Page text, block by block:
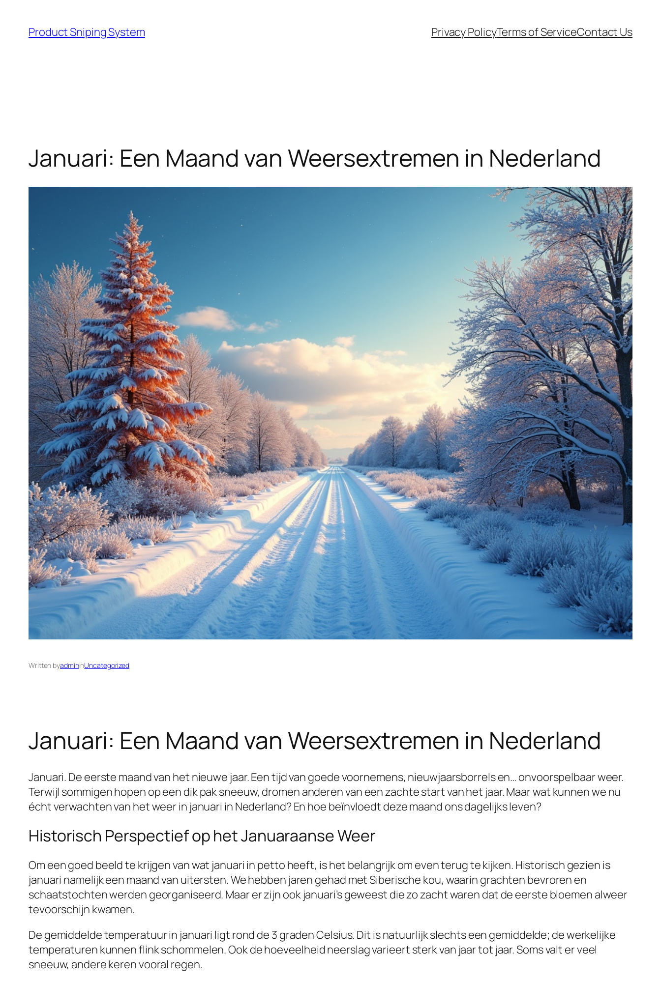
content
Product Sniping System Privacy PolicyTerms of ServiceContact Us
Januari: Een Maand van Weersextremen in Nederland
Written byadmininUncategorized
Januari: Een Maand van Weersextremen in Nederland
Januari. De eerste maand van het nieuwe jaar. Een tijd van goede voornemens, nieuwjaarsborrels en… onvoorspelbaar weer.
Terwijl sommigen hopen op een dik pak sneeuw, dromen anderen van een zachte start van het jaar. Maar wat kunnen we nu
écht verwachten van het weer in januari in Nederland? En hoe beïnvloedt deze maand ons dagelijks leven?
Historisch Perspectief op het Januaraanse Weer
Om een goed beeld te krijgen van wat januari in petto heeft, is het belangrijk om even terug te kijken. Historisch gezien is
januari namelijk een maand van uitersten. We hebben jaren gehad met Siberische kou, waarin grachten bevroren en
schaatstochten werden georganiseerd. Maar er zijn ook januari’s geweest die zo zacht waren dat de eerste bloemen alweer
tevoorschijn kwamen.
De gemiddelde temperatuur in januari ligt rond de 3 graden Celsius. Dit is natuurlijk slechts een gemiddelde; de werkelijke
temperaturen kunnen flink schommelen. Ook de hoeveelheid neerslag varieert sterk van jaar tot jaar. Soms valt er veel
sneeuw, andere keren vooral regen.